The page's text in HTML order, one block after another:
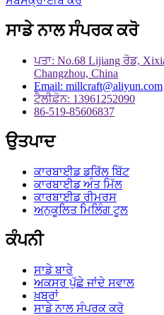
ਸਾਡੇ ਨਾਲ ਸੰਪਰਕ ਕਰੋ
ਪਤਾ: No.68 Lijiang ਰੋਡ,
Changzhou, China
Email: millcraft@aliyun.com
ਟੈਲੀਫ਼ੋਨ: 13961252090
86-519-85606837
ਉਤਪਾਦ
ਕਾਰਬਾਈਡ ਡਰਿੱਲ ਬਿੱਟ
ਕਾਰਬਾਈਡ ਅੰਤ ਮਿੱਲ
ਕਾਰਬਾਈਡ ਰੀਮਰਸ
ਅਨੁਕੂਲਿਤ ਮਿਲਿੰਗ ਟੂਲ
ਕੰਪਨੀ
ਸਾਡੇ ਬਾਰੇ
ਅਕਸਰ ਪੁੱਛੇ ਜਾਂਦੇ ਸਵਾਲ
ਖ਼ਬਰਾਂ
ਸਾਡੇ ਨਾਲ ਸੰਪਰਕ ਕਰੋ